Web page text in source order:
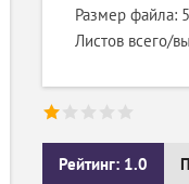
Размер файла:
Листов всего/
Рейтинг: 1.0